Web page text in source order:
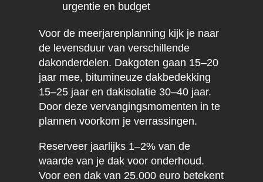
urgentie en budget
Voor de meerjarenplanning kijk je naar
de levensduur van verschillende
dakonderdelen. Dakgoten gaan 15–20
jaar mee, bitumineuze dakbedekking
15–25 jaar en dakisolatie 30–40 jaar.
Door deze vervangingsmomenten in te
plannen voorkom je verrassingen.
Reserveer jaarlijks 1–2% van de
waarde van je dak voor onderhoud.
Voor een dak van 25.000 euro betekent